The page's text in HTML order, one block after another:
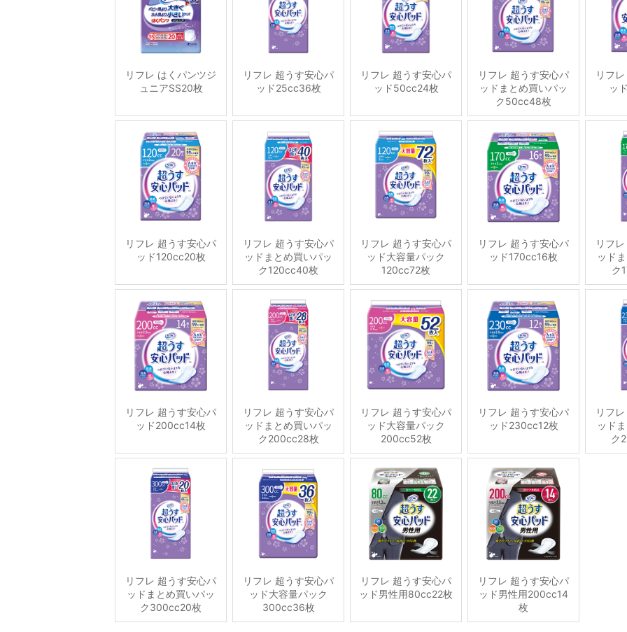
リフレ はくパンツジ
ュニアSS20枚
リフレ 超うす安心パ
ッド25cc36枚
リフレ 超うす安心パ
ッド50cc24枚
リフレ 超うす安心パ
ッドまとめ買いパッ
ク50cc48枚
リフ
ッ
リフレ 超うす安心パ
ッド120cc20枚
リフレ 超うす安心パ
ッドまとめ買いパッ
ク120cc40枚
リフレ 超うす安心パ
ッド大容量パック
120cc72枚
リフレ 超うす安心パ
ッド170cc16枚
リフ
ッド
ク
リフレ 超うす安心パ
ッド200cc14枚
リフレ 超うす安心パ
ッドまとめ買いパッ
ク200cc28枚
リフレ 超うす安心パ
ッド大容量パック
200cc52枚
リフレ 超うす安心パ
ッド230cc12枚
リフ
ッド
ク
リフレ 超うす安心パ
ッドまとめ買いパッ
ク300cc20枚
リフレ 超うす安心パ
ッド大容量パック
300cc36枚
リフレ 超うす安心パ
ッド男性用80cc22枚
リフレ 超うす安心パ
ッド男性用200cc14
枚